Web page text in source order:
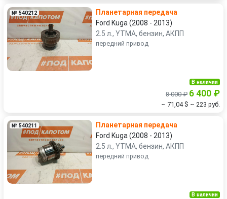
№ 540212
Планетарная передача
Ford Kuga (2008 - 2013)
2.5 л., YTMA, бензин, АКПП
передний привод
В наличии
8 000 ₽ 6 400 ₽
~ 71,04 $ ~ 223 руб.
№ 540211
Планетарная передача
Ford Kuga (2008 - 2013)
2.5 л., YTMA, бензин, АКПП
передний привод
В наличии